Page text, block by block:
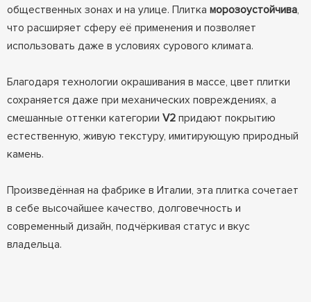
общественных зонах и на улице. Плитка морозоустойчива,
что расширяет сферу её применения и позволяет
использовать даже в условиях сурового климата.
Благодаря технологии окрашивания в массе, цвет плитки
сохраняется даже при механических повреждениях, а
смешанные оттенки категории V2придают покрытию
естественную, живую текстуру, имитирующую природный
камень.
Произведённая на фабрике в Италии, эта плитка сочетает
в себе высочайшее качество, долговечность и
современный дизайн, подчёркивая статус и вкус
владельца.